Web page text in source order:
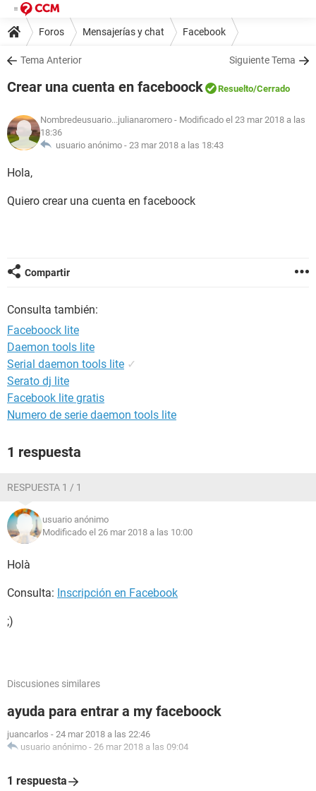
Foros Mensajerías y chat Facebook
Tema Anterior Siguiente Tema
Crear una cuenta en faceboock Resuelto/Cerrado
Nombredeusuario...julianaromero - Modificado el 23 mar 2018 a las
18:36
usuario anónimo -23 mar 2018 a las 18:43
Hola,
Quiero crear una cuenta en faceboock
Compartir
Consulta también:
Faceboock lite
Daemon tools lite
Serial daemon tools lite ✓
Serato dj lite
Facebook lite gratis
Numero de serie daemon tools lite
1 respuesta
RESPUESTA 1 / 1
usuario anónimo
Modificado el 26 mar 2018 a las 10:00
Holà
Consulta: Inscripción en Facebook
;)
Discusiones similares
ayuda para entrar a my faceboock
juancarlos - 24 mar 2018 a las 22:46
usuario anónimo - 26 mar 2018 a las 09:04
1 respuesta